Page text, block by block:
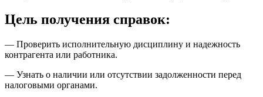
Цель получения справок:
— Проверить исполнительную дисциплину и надежность
контрагента или работника.
— Узнать о наличии или отсутствии задолженности перед
налоговыми органами.